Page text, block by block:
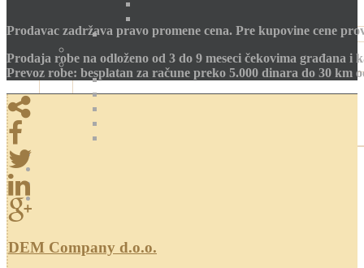
Prodavac zadržava pravo promene cena. Pre kupovine cene
Prodaja robe na odloženo od 3 do 9 meseci čekovima građana i
Prevoz robe: besplatan za račune preko 5.000 dinara do 30 km
DEM Company d.o.o.